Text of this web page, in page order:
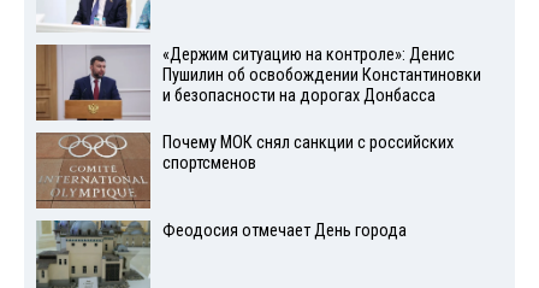
«Держим ситуацию на контроле»: Денис
Пушилин об освобождении Константиновки
и безопасности на дорогах Донбасса
Почему МОК снял санкции с российских
спортсменов
Феодосия отмечает День города